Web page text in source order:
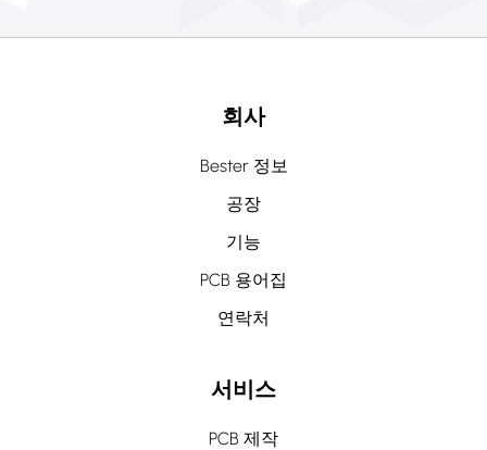
회사
Bester 정보
공장
기능
PCB 용어집
연락처
서비스
PCB 제작